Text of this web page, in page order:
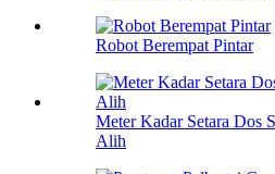
Robot Berempat Pintar
Meter Kadar Setara Dos
Alih